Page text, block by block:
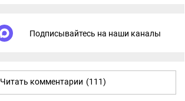
Подписывайтесь на наши каналы
Читать комментарии (111)